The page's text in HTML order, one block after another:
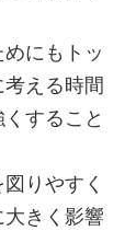
にもトッ
える時間
すること
りやすく
きく影響